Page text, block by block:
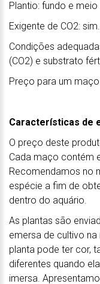
Plantio: fundo e
Exigente de CO2: sim.
Condições
(CO2) e substrato
Preço para um
Características de
O preço deste
Cada maço contém
Recomendamos no
espécie a fim de
dentro do aquário.
As plantas são
emersa de cultivo
planta pode ter cor,
diferentes quando
imersa.